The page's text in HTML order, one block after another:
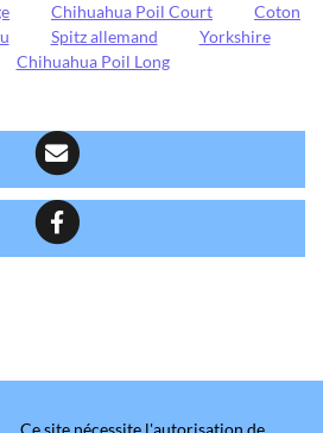
Chihuahua Poil Court
Coton
Spitz allemand
Yorkshire
Chihuahua Poil Long
Ce site nécessite l'autorisation de